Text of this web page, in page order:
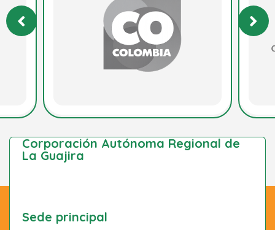
Corporación Autónoma Regional de
La Guajira
Sede principal